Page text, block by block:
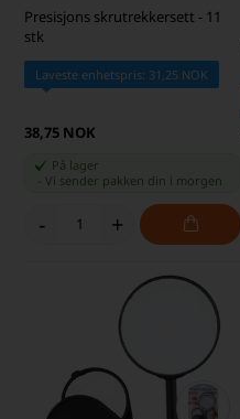
Presisjons skrutrekkersett - 11
stk
Laveste enhetspris: 31,25 NOK
38,75 NOK
På lager
-Vi sender pakken din i morgen
- +